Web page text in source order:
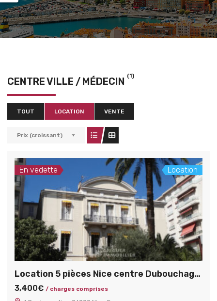
CENTRE VILLE / MÉDECIN (1)
TOUT LOCATION VENTE
Prix (croissant)
En vedette Location
Location 5 pièces Nice centre Dubouchage / Lamartine
3,400€ / charges comprises